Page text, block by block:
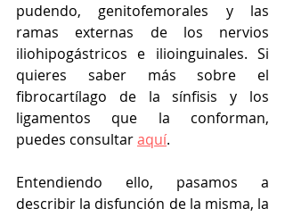
pudendo, genitofemorales y las
ramas externas de los nervios
iliohipogástricos e ilioinguinales. Si
quieres saber más sobre el
fibrocartílago de la sínfisis y los
ligamentos que la conforman,
puedes consultar aquí.
Entendiendo ello, pasamos a